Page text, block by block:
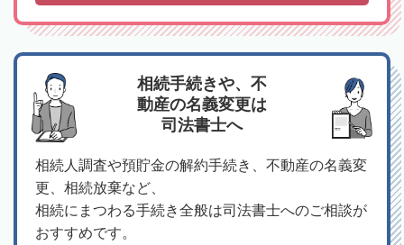
相続手続きや、不
動産の名義変更は
司法書士へ
相続人調査や預貯金の解約手続き、不動産の名義変
更、相続放棄など、
相続にまつわる手続き全般は司法書士へのご相談が
おすすめです。